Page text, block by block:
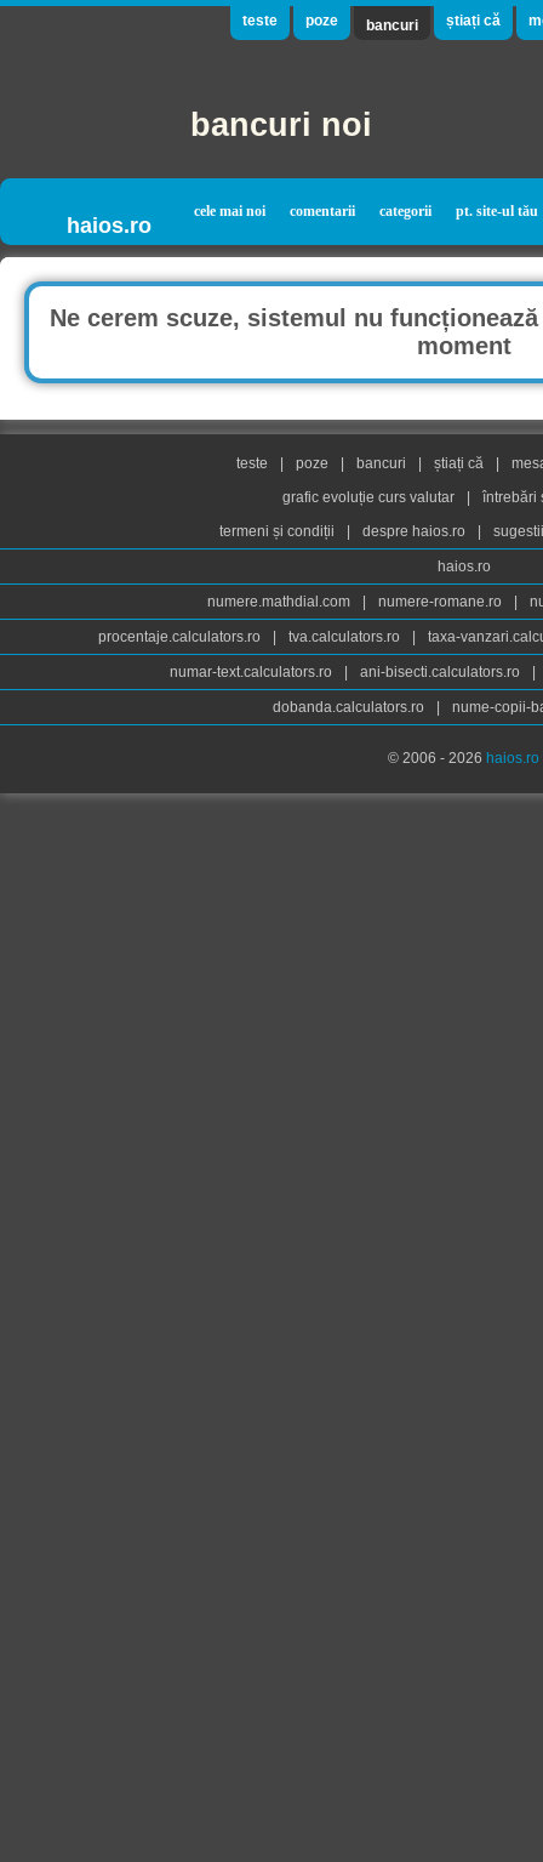
teste poze bancuri știați că
bancuri noi
haios.ro
cele mai noi comentarii categorii pt. site-ul tău
Ne cerem scuze, sistemul nu
moment
teste poze bancuri știați că
grafic evoluție curs valutar
întrebări
termeni și condiții
despre haios.ro
haios.ro
numere.mathdial.com numere-romane.ro
procentaje.calculators.ro tva.calculators.ro taxa-
numar-text.calculators.ro ani-bisecti.calculators.ro
dobanda.calculators.ro nume-copii-
© 2006 - 2026 haios.ro